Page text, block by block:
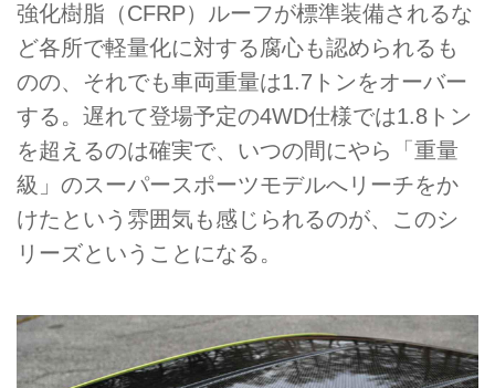
強化樹脂（CFRP）ルーフが標準装備されるな
ど各所で軽量化に対する腐心も認められるも
のの、それでも車両重量は1.7トンをオーバー
する。遅れて登場予定の4WD仕様では1.8トン
を超えるのは確実で、いつの間にやら「重量
級」のスーパースポーツモデルへリーチをか
けたという雰囲気も感じられるのが、このシ
リーズということになる。